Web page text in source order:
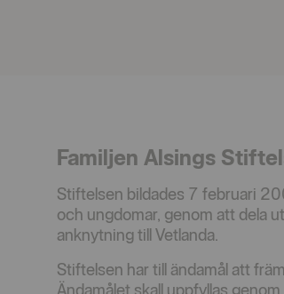
Familjen Alsings
Stiftelsen bildades 7 februari
och ungdomar, genom att dela
anknytning till Vetlanda.
Stiftelsen har till ändamål att
Ändamålet skall uppfyllas